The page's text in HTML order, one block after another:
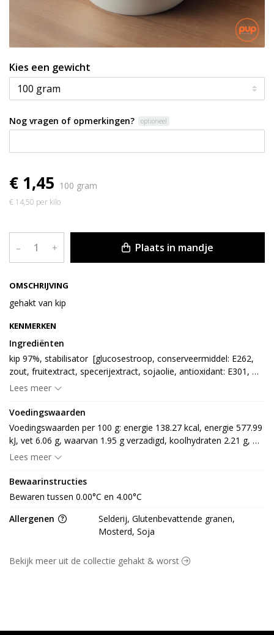
OMSCHRIJVING
gehakt van kip
Kies een gewicht
Nog vragen of opmerkingen? optioneel
€ 1,45 100 gram
€ 14,50 per kilo
– + Plaats in mandje
KENMERKEN
Ingrediënten
kip 97%, stabilisator  [glucosestroop, conserveermiddel: E262,
zout, fruitextract, specerijextract, sojaolie, antioxidant: E301,
E331, E392], kruiden [paneermeel (TARWEmeel,
(MOSTERD, SELDERIJ) aroma, dextrose, zuurteregelaar: E500,
antioxidant: E300, SOJAeiwit, prei, antiklontermiddel: E551]
(GLUTEN)
Lees meer
Voedingswaarden
Voedingswaarden per 100 g: energie 138.27 kcal, energie 577.99
kJ, vet 6.06 g, waarvan 1.95 g verzadigd, koolhydraten 2.21 g,
waarvan 0.22 g suiker, eiwit 18.53 g, vezel 0.00 g en 2.54 g zout
Lees meer
Bewaarinstructies
Bewaren tussen 0.00°C en 4.00°C
Allergenen
Selderij, Glutenbevattende granen,
Mosterd, Soja
Bekijk meer uit de collectie gehakt & worst